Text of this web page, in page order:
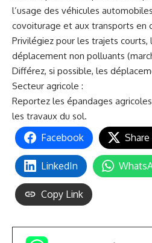
l’usage des véhicules
covoiturage et aux transports en
Privilégiez pour les trajets courts,
déplacement non polluants
Différez, si possible, les
Secteur agricole :
Reportez les épandages
les travaux du sol.
Facebook
LinkedIn
Copy Link